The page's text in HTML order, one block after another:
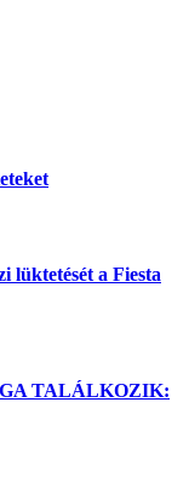
lüktetését a Fiesta
TALÁLKOZIK: